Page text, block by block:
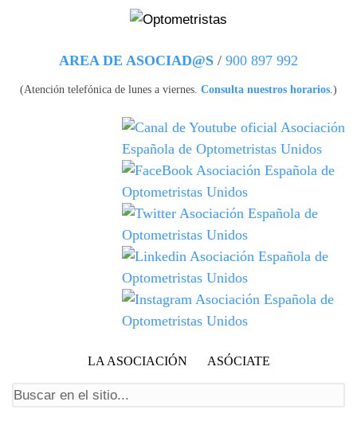
Pasar al contenido principal
AREA DE ASOCIAD@S / 900 897 992
(Atención telefónica de lunes a viernes. Consulta nuestros horarios.)
LA ASOCIACIÓN ASÓCIATE